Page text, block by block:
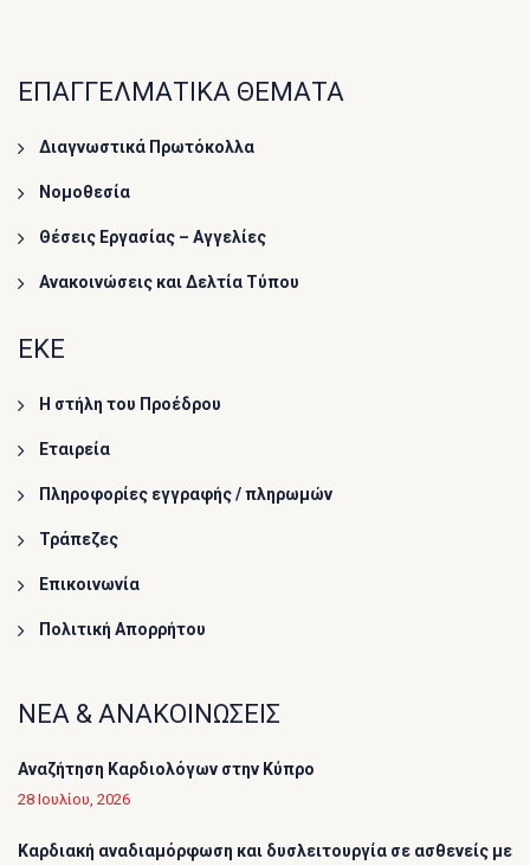
ΕΠΑΓΓΕΛΜΑΤΙΚΑ ΘΕΜΑΤΑ
Διαγνωστικά Πρωτόκολλα
Νομοθεσία
Θέσεις Εργασίας – Αγγελίες
Ανακοινώσεις και Δελτία Τύπου
ΕΚΕ
Η στήλη του Προέδρου
Εταιρεία
Πληροφορίες εγγραφής / πληρωμών
Τράπεζες
Επικοινωνία
Πολιτική Απορρήτου
ΝΕΑ & ΑΝΑΚΟΙΝΩΣΕΙΣ
Αναζήτηση Καρδιολόγων στην Κύπρο
28 Ιουλίου, 2026
Καρδιακή αναδιαμόρφωση και δυσλειτουργία σε ασθενείς με